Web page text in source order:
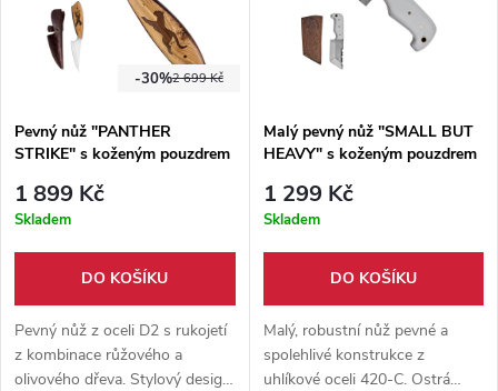
2 699 Kč
-30%
Pevný nůž "PANTHER
STRIKE" s koženým pouzdrem
1 899 Kč
Skladem
DO KOŠÍKU
Pevný nůž z oceli D2 s rukojetí
z kombinace růžového a
olivového dřeva. Stylový design
Malý pevný nůž "SMALL BUT
HEAVY" s koženým pouzdrem
1 299 Kč
Skladem
DO KOŠÍKU
Malý, robustní nůž pevné a
spolehlivé konstrukce z
uhlíkové oceli 420-C. Ostrá